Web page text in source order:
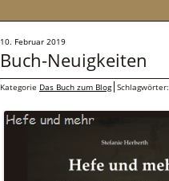
10. Februar 2019
Buch-Neuigkeiten
Kategorie Das Buch zum Blog Schlagwörter: